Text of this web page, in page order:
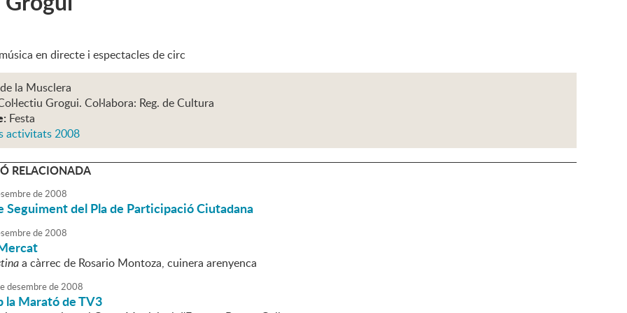
en directe i espectacles de circ
la Musclera
Grogui. Col·labora: Reg. de Cultura
Festa
activitats 2008
RELACIONADA
de2008
Seguiment del Pla de Participació Ciutadana
de2008
a càrrec de Rosario Montoza, cuinera arenyenca
desembrede2008
la Marató de TV3